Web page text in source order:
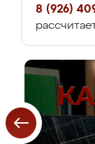
8 (926)